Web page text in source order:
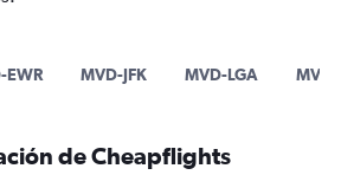
EWR MVD-JFK MVD-LGA MVD-
de Cheapflights